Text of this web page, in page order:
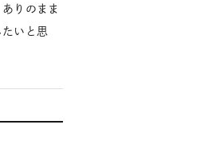
りのまま
いと思